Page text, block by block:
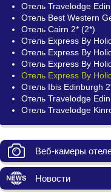
Отель Travelodge
Отель Best Western
Отель Cairn 2* (2*)
Отель Express By
Отель Express By
Отель Express By
Отель Express By
Отель Ibis Edinburgh
Отель Travelodge
Отель Travelodge
Веб-камеры
Новости